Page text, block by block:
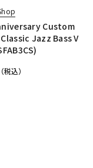
Custom
Jazz Bass V
税込）